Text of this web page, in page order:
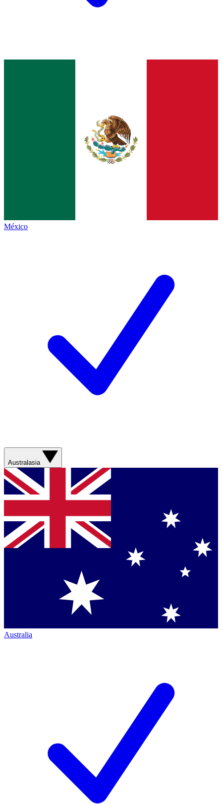
México
Australasia
Australia